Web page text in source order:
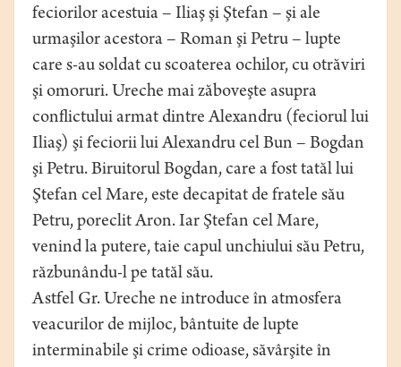
feciorilor acestuia – Iliaş şi Ştefan – şi ale
urmaşilor acestora – Roman şi Petru – lupte
care s-au soldat cu scoaterea ochilor, cu otrăviri
şi omoruri. Ureche mai zăboveşte asupra
conflictului armat dintre Alexandru (feciorul lui
Iliaş) şi feciorii lui Alexandru cel Bun – Bogdan
şi Petru. Biruitorul Bogdan, care a fost tatăl lui
Ştefan cel Mare, este decapitat de fratele său
Petru, poreclit Aron. Iar Ştefan cel Mare,
venind la putere, taie capul unchiului său Petru,
răzbunându-l pe tatăl său.
Astfel Gr. Ureche ne introduce în atmosfera
veacurilor de mijloc, bântuite de lupte
interminabile şi crime odioase, săvârşite în